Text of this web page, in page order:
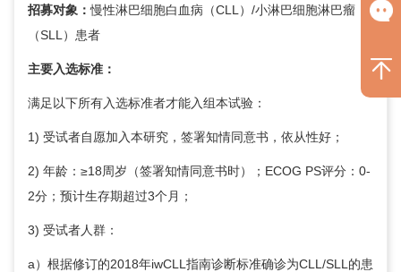
招募对象：慢性淋巴细胞白血病（CLL）/小淋巴细胞淋巴瘤
（SLL）患者
主要入选标准：
满足以下所有入选标准者才能入组本试验：
1) 受试者自愿加入本研究，签署知情同意书，依从性好；
2) 年龄：≥18周岁（签署知情同意书时）；ECOG PS评分：0-
2分；预计生存期超过3个月；
3) 受试者人群：
a）根据修订的2018年iwCLL指南诊断标准确诊为CLL/SLL的患